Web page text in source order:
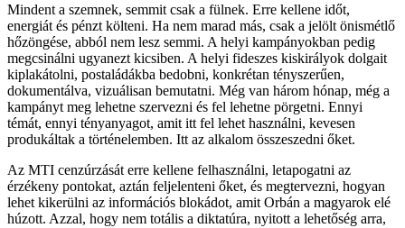
Mindent a szemnek, semmit csak a fülnek. Erre kellene időt,
energiát és pénzt költeni. Ha nem marad más, csak a jelölt önismétlő
hőzöngése, abból nem lesz semmi. A helyi kampányokban pedig
megcsinálni ugyanezt kicsiben. A helyi fideszes kiskirályok dolgait
kiplakátolni, postaládákba bedobni, konkrétan tényszerűen,
dokumentálva, vizuálisan bemutatni. Még van három hónap, még a
kampányt meg lehetne szervezni és fel lehetne pörgetni. Ennyi
témát, ennyi tényanyagot, amit itt fel lehet használni, kevesen
produkáltak a történelemben. Itt az alkalom összeszedni őket.
Az MTI cenzúrzását erre kellene felhasználni, letapogatni az
érzékeny pontokat, aztán feljelenteni őket, és megtervezni, hogyan
lehet kikerülni az információs blokádot, amit Orbán a magyarok elé
húzott. Azzal, hogy nem totális a diktatúra, nyitott a lehetőség arra,